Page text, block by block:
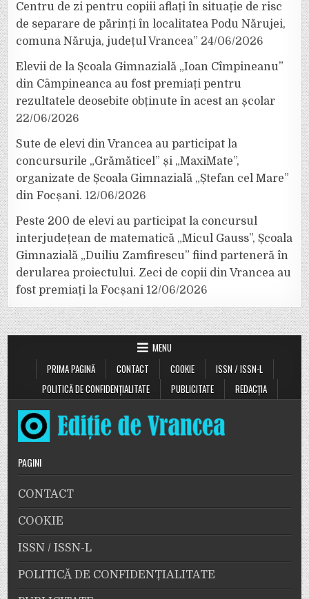
Centru de zi pentru copiii aflați în situație de risc
de separare de părinți în localitatea Podu Nărujei,
comuna Năruja, județul Vrancea” 24/06/2026
Elevii de la Școala Gimnazială „Ioan Cîmpineanu”
din Câmpineanca au fost premiați pentru
rezultatele deosebite obținute în acest an școlar
22/06/2026
Sute de elevi din Vrancea au participat la
concursurile „Grămăticel” și „MaxiMate”,
organizate de Școala Gimnazială „Ștefan cel Mare”
din Focșani. 12/06/2026
Peste 200 de elevi au participat la concursul
interjudețean de matematică „Micul Gauss”, Școala
Gimnazială „Duiliu Zamfirescu” fiind parteneră în
derularea proiectului. Zeci de copii din Vrancea au
fost premiați la Focșani 12/06/2026
MENU
PRIMA PAGINĂ
CONTACT COOKIE
ISSN / ISSN-L
POLITICĂ DE CONFIDENȚIALITATE
PUBLICITATE REDACȚIA
PAGINI
CONTACT
COOKIE
ISSN / ISSN-L
POLITICĂ DE CONFIDENȚIALITATE